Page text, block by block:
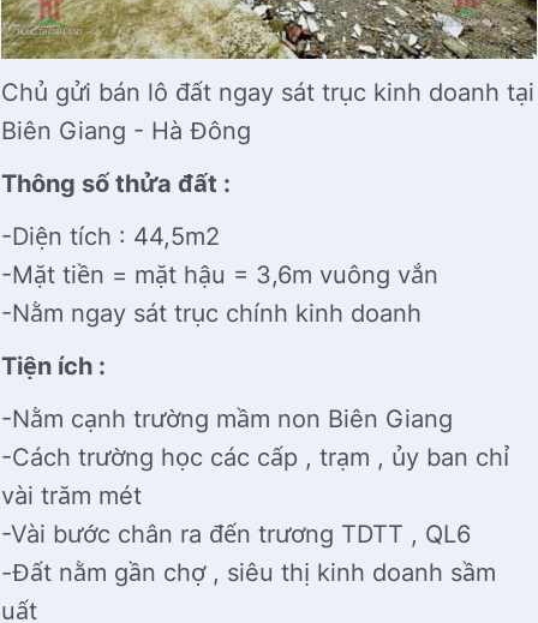
Chủ gửi bán lô đất ngay sát trục kinh doanh tại
Biên Giang - Hà Đông
Thông số thửa đất :
-Diện tích : 44,5m2
-Mặt tiền = mặt hậu = 3,6m vuông vắn
-Nằm ngay sát trục chính kinh doanh
Tiện ích :
-Nằm cạnh trường mầm non Biên Giang
-Cách trường học các cấp , trạm , ủy ban chỉ
vài trăm mét
-Vài bước chân ra đến trương TDTT , QL6
-Đất nằm gần chợ , siêu thị kinh doanh sầm
uất